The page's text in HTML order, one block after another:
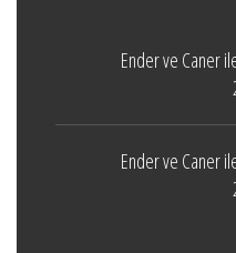
Ender ve Caner
Ender ve Caner